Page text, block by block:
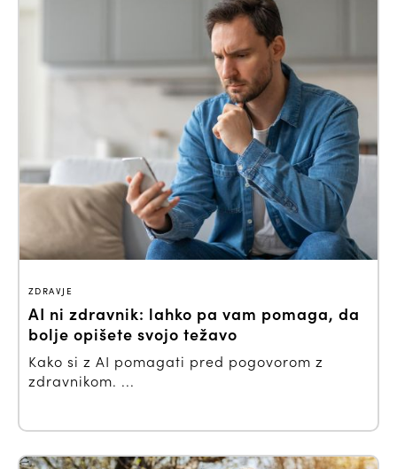
ZDRAVJE
AI ni zdravnik: lahko pa vam pomaga, da
bolje opišete svojo težavo
Kako si z AI pomagati pred pogovorom z
zdravnikom. ...